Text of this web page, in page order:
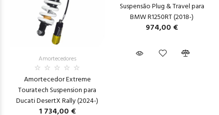
Amortecedores
Amortecedor Extreme
Touratech Suspension para
Ducati DesertX Rally (2024-)
1 734,00 €
Suspensão Plug & Travel para
BMW R1250RT (2018-)
974,00 €